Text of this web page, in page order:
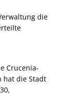
die
Crucenia-
hat die Stadt